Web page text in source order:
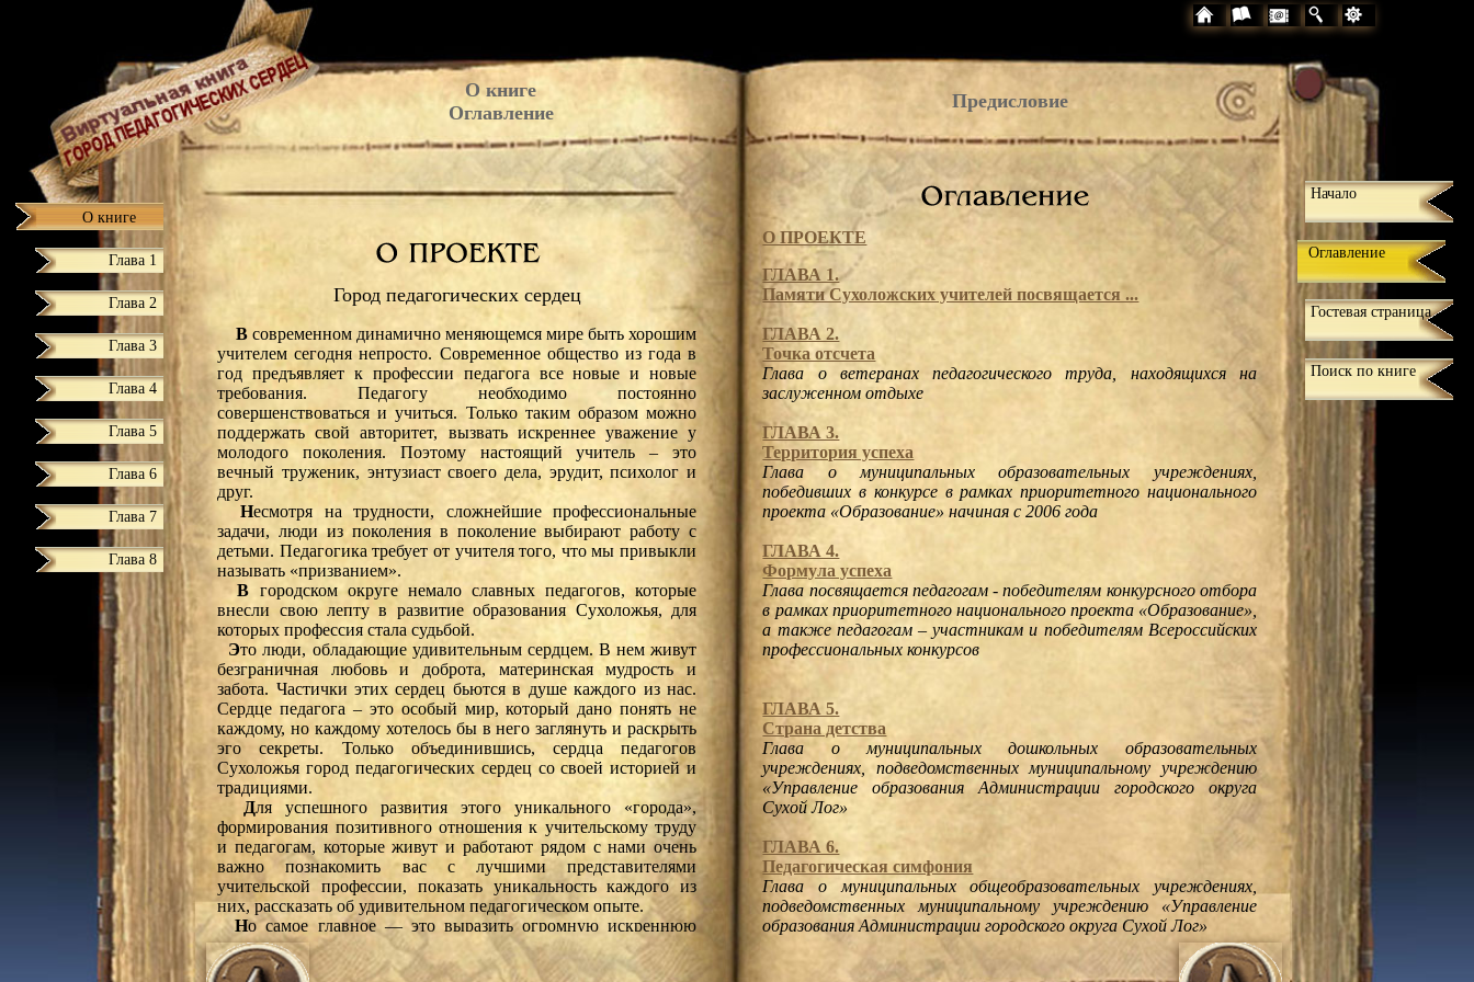
О книге
Глава 1
Глава 2
Глава 3
Глава 4
Глава 5
Глава 6
Глава 7
Глава 8
О книге
Оглавление
Город педагогических сердец
Всовременном динамично меняющемся мире быть хорошим
учителем сегодня непросто. Современное общество из года в
год предъявляет к профессии педагога все новые и новые
требования. Педагогу необходимо постоянно
совершенствоваться и учиться. Только таким образом можно
поддержать свой авторитет, вызвать искреннее уважение у
молодого поколения. Поэтому настоящий учитель – это
вечный труженик, энтузиаст своего дела, эрудит, психолог и
друг.
Несмотря на трудности, сложнейшие профессиональные
задачи, люди из поколения в поколение выбирают работу с
детьми. Педагогика требует от учителя того, что мы привыкли
называть «призванием».
В городском округе немало славных педагогов, которые
внесли свою лепту в развитие образования Сухоложья, для
которых профессия стала судьбой.
Это люди, обладающие удивительным сердцем. В нем живут
безграничная любовь и доброта, материнская мудрость и
забота. Частички этих сердец бьются в душе каждого из нас.
Сердце педагога – это особый мир, который дано понять не
каждому, но каждому хотелось бы в него заглянуть и раскрыть
эго секреты. Только объединившись, сердца педагогов
Сухоложья город педагогических сердец со своей историей и
традициями.
Для успешного развития этого уникального «города»,
формирования позитивного отношения к учительскому труду
и педагогам, которые живут и работают рядом с нами очень
важно познакомить вас с лучшими представителями
учительской профессии, показать уникальность каждого из
них, рассказать об удивительном педагогическом опыте.
Но самое главное ― это выразить огромную искреннюю
благодарность всем обладателям педагогических сердец,
посвятившим образованию. Это лишний повод задуматься о
Предисловие
О ПРОЕКТЕ
ГЛАВА 1.
Памяти Сухоложских учителей посвящается ...
ГЛАВА 2.
Точка отсчета
Глава о ветеранах педагогического труда, находящихся на
заслуженном отдыхе
ГЛАВА 3.
Территория успеха
Глава о муниципальных образовательных учреждениях,
победивших в конкурсе в рамках приоритетного национального
проекта «Образование» начиная с 2006 года
ГЛАВА 4.
Формула успеха
Глава посвящается педагогам - победителям конкурсного отбора
в рамках приоритетного национального проекта «Образование»,
а также педагогам – участникам и победителям Всероссийских
профессиональных конкурсов
ГЛАВА 5.
Страна детства
Глава о муниципальных дошкольных образовательных
учреждениях, подведомственных муниципальному учреждению
«Управление образования Администрации городского округа
Сухой Лог»
ГЛАВА 6.
Педагогическая симфония
Глава о муниципальных общеобразовательных учреждениях,
подведомственных муниципальному учреждению «Управление
образования Администрации городского округа Сухой Лог»
Начало
Оглавление
Гостевая страница
Поиск по книге